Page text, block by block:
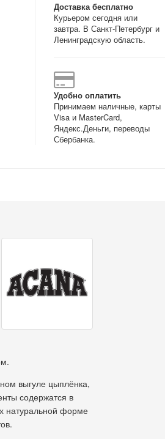
Доставка бесплатно
Курьером сегодня или
завтра. В Санкт-Петербург и
Ленинградскую область.
Удобно оплатить
Принимаем наличные, карты
Visa и MasterCard,
Яндекс.Деньги, переводы
Сбербанка.
выгуле цыплёнка,
содержатся в
натуральной форме